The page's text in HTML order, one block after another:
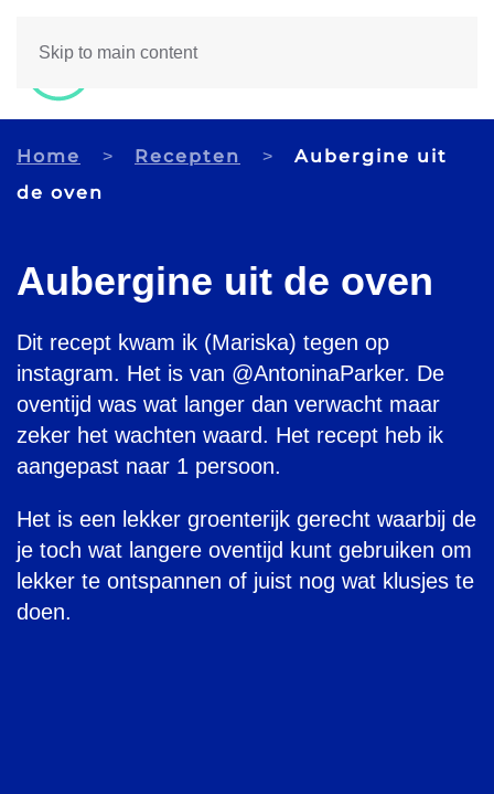
Skip to main content
Home Recepten
Aubergine uit
de oven
Aubergine uit de oven
Dit recept kwam ik (Mariska) tegen op
instagram. Het is van @AntoninaParker. De
oventijd was wat langer dan verwacht maar
zeker het wachten waard. Het recept heb ik
aangepast naar 1 persoon.
Het is een lekker groenterijk gerecht waarbij de
je toch wat langere oventijd kunt gebruiken om
lekker te ontspannen of juist nog wat klusjes te
doen.